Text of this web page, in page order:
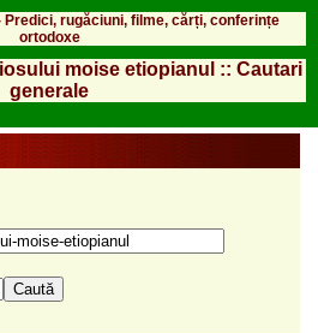
rugăciuni, filme, cărți, conferințe
ortodoxe
moise etiopianul :: Cautari
generale